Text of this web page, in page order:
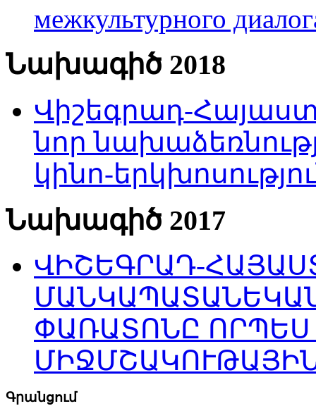
межкультурного
Նախագիծ 2018
Վիշեգրադ-
նոր
կինո-
Նախագիծ 2017
ՎԻՇԵԳՐԱԴ-
ՓԱՌԱՏՈՆԸ
Գրանցում